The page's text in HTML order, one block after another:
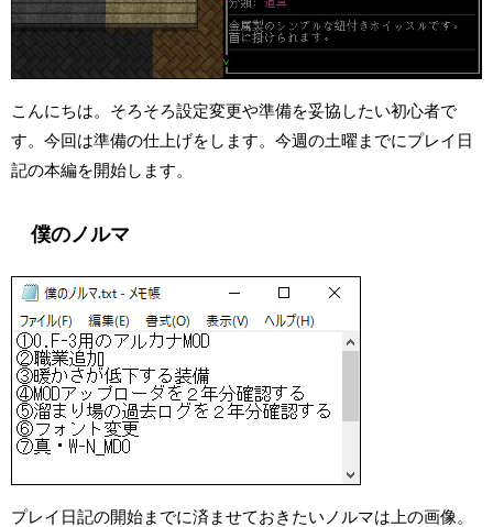
こんにちは。そろそろ設定変更や準備を妥協したい初心者で
す。今回は準備の仕上げをします。今週の土曜までにプレイ日
記の本編を開始します。
僕のノルマ
プレイ日記の開始までに済ませておきたいノルマは上の画像。